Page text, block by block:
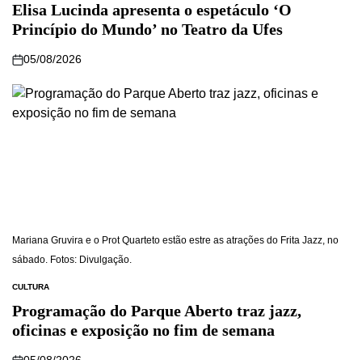
Elisa Lucinda apresenta o espetáculo ‘O
Princípio do Mundo’ no Teatro da Ufes
05/08/2026
Mariana Gruvira e o Prot Quarteto estão estre as atrações do Frita Jazz, no
sábado. Fotos: Divulgação.
CULTURA
Programação do Parque Aberto traz jazz,
oficinas e exposição no fim de semana